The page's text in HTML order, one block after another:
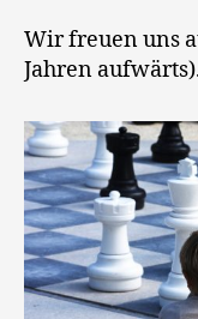
Wir freuen uns
Jahren